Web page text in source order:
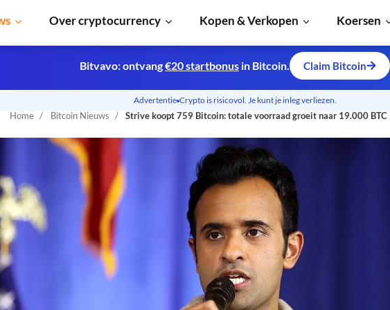
Over cryptocurrency Kopen & Verkopen Koersen
Home Bitcoin Nieuws Strive koopt 759 Bitcoin: totale voorraad groeit naar 19.000 BTC
Bitvavo: ontvang€20 startbonus in Bitcoin. Claim Bitcoin
Advertentie Crypto is risicovol. Je kunt je inleg verliezen.